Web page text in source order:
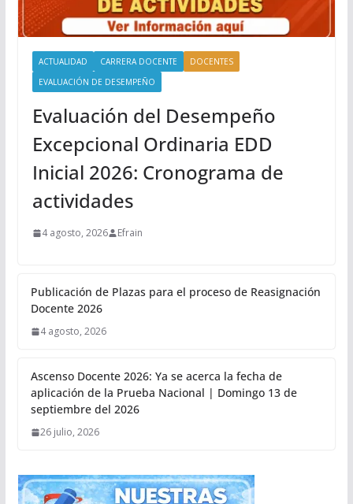
ACTUALIDAD CARRERA DOCENTE
DOCENTES
EVALUACIÓN DE DESEMPEÑO
Evaluación del Desempeño
Excepcional Ordinaria EDD
Inicial 2026: Cronograma de
actividades
4 agosto, 2026 Efrain
Publicación de Plazas para el proceso de Reasignación
Docente 2026
4 agosto, 2026
Ascenso Docente 2026: Ya se acerca la fecha de
aplicación de la Prueba Nacional | Domingo 13 de
septiembre del 2026
26 julio, 2026